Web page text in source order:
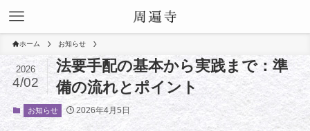
ホーム お知らせ
法要手配の基本から実践まで：準
備の流れとポイント
2026
4/02
お知らせ 2026年4月5日